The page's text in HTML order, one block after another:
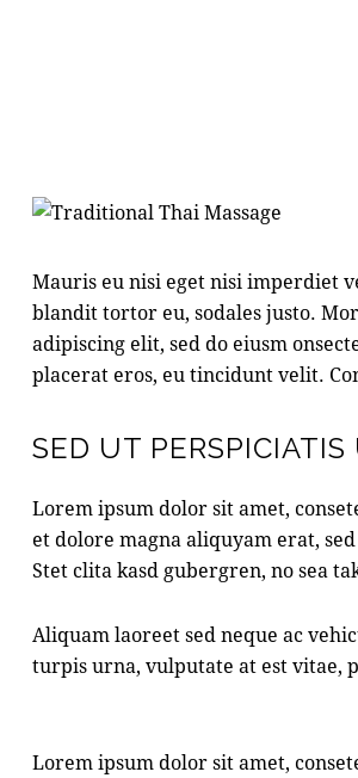
Mauris eu nisi eget nisi imperdiet
blandit tortor eu, sodales justo.
adipiscing elit, sed do eiusm
placerat eros, eu tincidunt velit.
SED UT
Lorem ipsum dolor sit amet,
et dolore magna aliquyam erat,
Stet clita kasd gubergren, no sea
Aliquam laoreet sed neque ac
turpis urna, vulputate at est vitae,
Lorem ipsum dolor sit amet,